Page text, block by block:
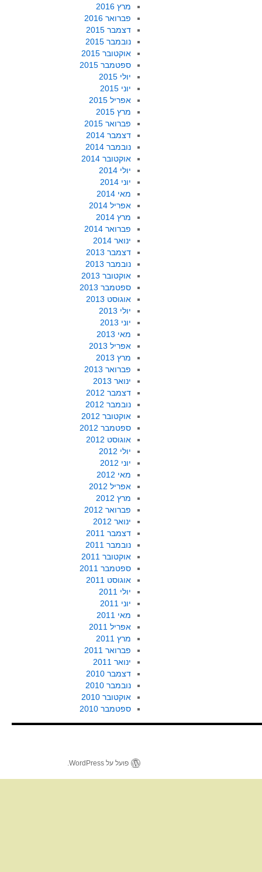
מרץ 2016
פברואר 2016
דצמבר 2015
נובמבר 2015
אוקטובר 2015
ספטמבר 2015
יולי 2015
יוני 2015
אפריל 2015
מרץ 2015
פברואר 2015
דצמבר 2014
נובמבר 2014
אוקטובר 2014
יולי 2014
יוני 2014
מאי 2014
אפריל 2014
מרץ 2014
פברואר 2014
ינואר 2014
דצמבר 2013
נובמבר 2013
אוקטובר 2013
ספטמבר 2013
אוגוסט 2013
יולי 2013
יוני 2013
מאי 2013
אפריל 2013
מרץ 2013
פברואר 2013
ינואר 2013
דצמבר 2012
נובמבר 2012
אוקטובר 2012
ספטמבר 2012
אוגוסט 2012
יולי 2012
יוני 2012
מאי 2012
אפריל 2012
מרץ 2012
פברואר 2012
ינואר 2012
דצמבר 2011
נובמבר 2011
אוקטובר 2011
ספטמבר 2011
אוגוסט 2011
יולי 2011
יוני 2011
מאי 2011
אפריל 2011
מרץ 2011
פברואר 2011
ינואר 2011
דצמבר 2010
נובמבר 2010
אוקטובר 2010
ספטמבר 2010
פועל על WordPress.